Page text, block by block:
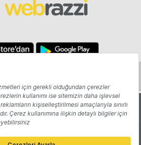
Yazarlar
Reklam